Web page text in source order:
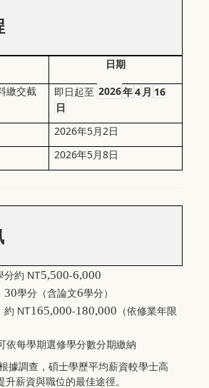
日期
繳交截
即日起至 2026年 4 月 16
日
2026年5 月 2 日
2026年5 月8日
分約 NT5,500-6,000
30學分（含論文6學分）
約 NT165,000-180,000 （依修業年限
依每學期選修學分數分期繳納
據調查，碩士學歷平均薪資較學士高
升薪資與職位的最佳途徑。